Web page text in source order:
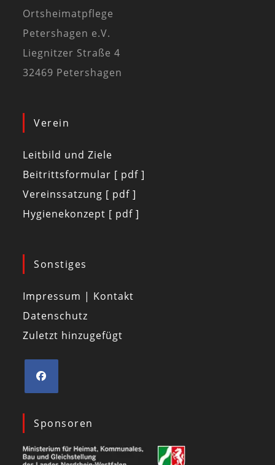
Ortsheimatpflege
Petershagen e.V.
Liegnitzer Straße 4
32469 Petershagen
Verein
Leitbild und Ziele
Beitrittsformular [ pdf ]
Vereinssatzung [ pdf ]
Hygienekonzept [ pdf ]
Sonstiges
Impressum | Kontakt
Datenschutz
Zuletzt hinzugefügt
Sponsoren